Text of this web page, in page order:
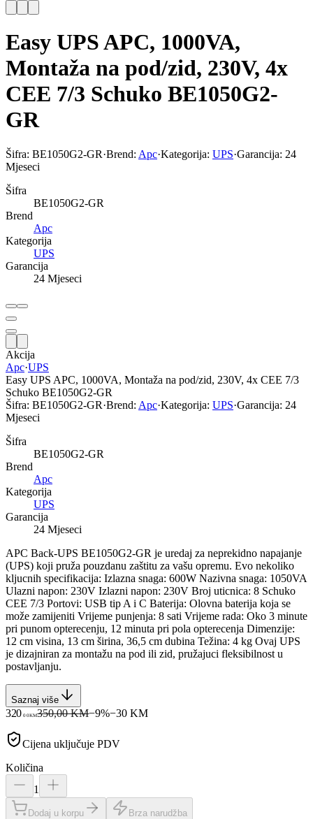
Easy UPS APC, 1000VA,
Montaža na pod/zid, 230V, 4x
CEE 7/3 Schuko BE1050G2-
GR
Šifra: BE1050G2-GR·Brend: Apc·Kategorija: UPS·Garancija: 24
Mjeseci
Šifra
BE1050G2-GR
Brend
Apc
Kategorija
UPS
Garancija
24 Mjeseci
Akcija
Apc·UPS
Easy UPS APC, 1000VA, Montaža na pod/zid, 230V, 4x CEE 7/3
Schuko BE1050G2-GR
Šifra: BE1050G2-GR·Brend: Apc·Kategorija: UPS·Garancija: 24
Mjeseci
Šifra
BE1050G2-GR
Brend
Apc
Kategorija
UPS
Garancija
24 Mjeseci
APC Back-UPS BE1050G2-GR je uredaj za neprekidno napajanje
(UPS) koji pruža pouzdanu zaštitu za vašu opremu. Evo nekoliko
kljucnih specifikacija: Izlazna snaga: 600W Nazivna snaga: 1050VA
Ulazni napon: 230V Izlazni napon: 230V Broj uticnica: 8 Schuko
CEE 7/3 Portovi: USB tip A i C Baterija: Olovna baterija koja se
može zamijeniti Vrijeme punjenja: 8 sati Vrijeme rada: Oko 3 minute
pri punom opterecenju, 12 minuta pri pola opterecenja Dimenzije:
12 cm visina, 13 cm širina, 36,5 cm dubina Težina: 4 kg Ovaj UPS
je dizajniran za montažu na pod ili zid, pružajuci fleksibilnost u
postavljanju.
Saznaj više
320 00KM350,00 KM−9%−30 KM
Cijena uključuje PDV
Količina
1
Dodaj u korpu Brza narudžba